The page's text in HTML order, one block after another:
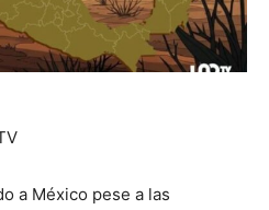
a México pese a las